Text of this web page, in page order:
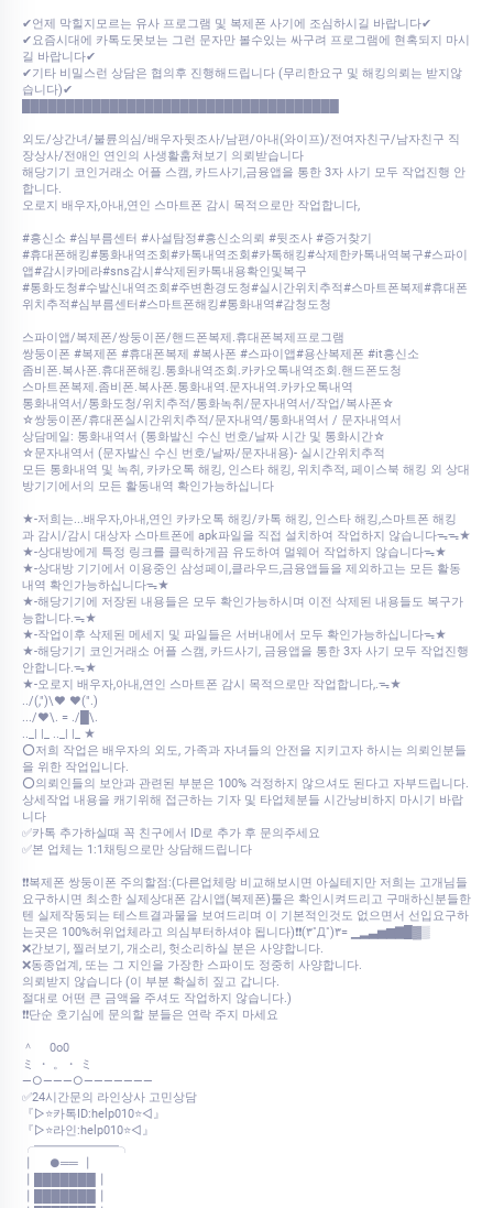
✔언제 막힐지모르는 유사 프로그램 및 복제폰 사기에 조심하시길 바랍니다✔
✔요즘시대에 카톡도못보는 그런 문자만 볼수있는 싸구려 프로그램에 현혹되지 마시
길 바랍니다✔
✔기타 비밀스런 상담은 협의후 진행해드립니다 (무리한요구 및 해킹의뢰는 받지않
습니다)✔
외도/상간녀/불륜의심/배우자뒷조사/남편/아내(와이프)/전여자친구/남자친구 직
장상사/전애인 연인의 사생활훔쳐보기 의뢰받습니다
​​해당기기 코인거래소 어플 스캠, 카드사기,금융앱을 통한 3자 사기 모두 작업진행 안
합니다.
​​오로지 배우자,아내,연인 스마트폰 감시 목적으로만 작업합니다,
#흥신소 #심부름센터 #사설탐정#흥신소의뢰 #뒷조사 #증거찾기
#휴대폰해킹#통화내역조회#카톡내역조회#카톡해킹#삭제한카톡내역복구#스파이
앱#감시카메라#sns감시#삭제된카톡내용확인및복구
#통화도청#수발신내역조회#주변환경도청#실시간위치추적#스마트폰복제#휴대폰
위치추적#심부름센터#스마트폰해킹#통화내역#감청도청
스파이앱/복제폰/쌍둥이폰/핸드폰복제.휴대폰복제프로그램
쌍둥이폰 #복제폰 #휴대폰복제 #복사폰 #스파이앱#용산복제폰 #it흥신소
좀비폰.복사폰.휴대폰해킹.통화내역조회.카카오톡내역조회.핸드폰도청
스마트폰복제.좀비폰.복사폰.통화내역.문자내역.카카오톡내역
통화내역서/통화도청/위치추적/통화녹취/문자내역서/작업/복사폰☆
☆쌍둥이폰/휴대폰실시간위치추적/문자내역/통화내역서 / 문자내역서
상담메일: 통화내역서 (통화발신 수신 번호/날짜 시간 및 통화시간☆
☆문자내역서 (문자발신 수신 번호/날짜/문자내용)- 실시간위치추적
모든 통화내역 및 녹취, 카카오톡 해킹, 인스타 해킹, 위치추적, 페이스북 해킹 외 상대
방기기에서의 모든 활동내역 확인가능하십니다
★-저희는...배우자,아내,연인 카카오톡 해킹/카톡 해킹, 인스타 해킹,스마트폰 해킹
과 감시/감시 대상자 스마트폰에 apk파일을 직접 설치하여 작업하지 않습니다ᯓᯓ★
★-상대방에게 특정 링크를 클릭하게끔 유도하여 멀웨어 작업하지 않습니다ᯓ★
★-상대방 기기에서 이용중인 삼성페이,클라우드,금융앱들을 제외하고는 모든 활동
내역 확인가능하십니다ᯓ★
★-해당기기에 저장된 내용들은 모두 확인가능하시며 이전 삭제된 내용들도 복구가
능합니다.ᯓ★
★-작업이후 삭제된 메세지 및 파일들은 서버내에서 모두 확인가능하십니다ᯓ★
★-해당기기 코인거래소 어플 스캠, 카드사기, 금융앱을 통한 3자 사기 모두 작업진행
안합니다.ᯓ★
★-오로지 배우자,아내,연인 스마트폰 감시 목적으로만 작업합니다,.ᯓ★
../(,")\♥ ♥(".)
.../♥\. = ./█\.
.._| |_ .._| |_ ★
⭕저희 작업은 배우자의 외도, 가족과 자녀들의 안전을 지키고자 하시는 의뢰인분들
을 위한 작업입니다.
⭕의뢰인들의 보안과 관련된 부분은 100% 걱정하지 않으셔도 된다고 자부드립니다.
상세작업 내용을 캐기위해 접근하는 기자 및 타업체분들 시간낭비하지 마시기 바랍
니다
✅카톡 추가하실때 꼭 친구에서 ID로 추가 후 문의주세요
✅본 업체는 1:1채팅으로만 상담해드립니다
❗❗복제폰 쌍둥이폰 주의할점:(다른업체랑 비교해보시면 아실테지만 저희는 고개님들
요구하시면 최소한 실제상대폰 감시앱(복제폰)툴은 확인시켜드리고 구매하신분들한
텐 실제작동되는 테스트결과물을 보여드리며 이 기본적인것도 없으면서 선입요구하
는곳은 100%허위업체라고 의심부터하셔야 됩니다)❗❗(۳˚Д˚)۳= ▁▂▃▅▆▇█▓▒
❌간보기, 찔러보기, 개소리, 헛소리하실 분은 사양합니다.
❌동종업계, 또는 그 지인을 가장한 스파이도 정중히 사양합니다.
의뢰받지 않습니다 (이 부분 확실히 짚고 갑니다.
절대로 어떤 큰 금액을 주셔도 작업하지 않습니다.)
❗❗단순 호기심에 문의할 분들은 연락 주지 마세요
＾ 0o0
ミ ・ 。・ ミ
—○———○———————
✅24시간문의 라인상사 고민상담
『▷⭐카톡ID:help010⭐◁』
『▷⭐라인:help010⭐◁』
╭━━━━━━━╮
┃ ●══ ┃